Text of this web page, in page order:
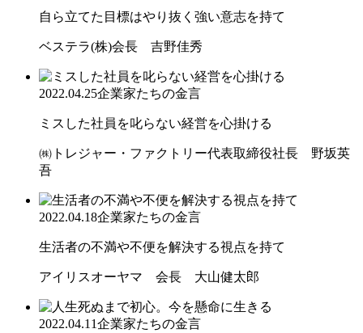
自ら立てた目標はやり抜く強い意志を持て
ベステラ(株)会長 吉野佳秀
2022.04.25企業家たちの金言
ミスした社員を叱らない経営を心掛ける
㈱トレジャー・ファクトリー代表取締役社長 野坂英
吾
2022.04.18企業家たちの金言
生活者の不満や不便を解決する視点を持て
アイリスオーヤマ 会長 大山健太郎
2022.04.11企業家たちの金言